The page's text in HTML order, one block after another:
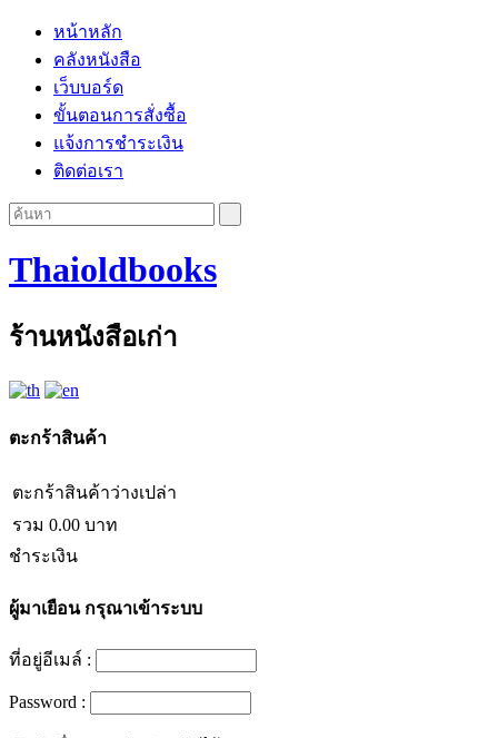
หน้าหลัก
คลังหนังสือ
เว็บบอร์ด
ขั้นตอนการสั่งซื้อ
แจ้งการชำระเงิน
ติดต่อเรา
Thaioldbooks
ร้านหนังสือเก่า
ตะกร้าสินค้า
ตะกร้าสินค้าว่างเปล่า
รวม 0.00 บาท
ชำระเงิน
ผู้มาเยือนกรุณาเข้าระบบ
ที่อยู่อีเมล์ :
Password :